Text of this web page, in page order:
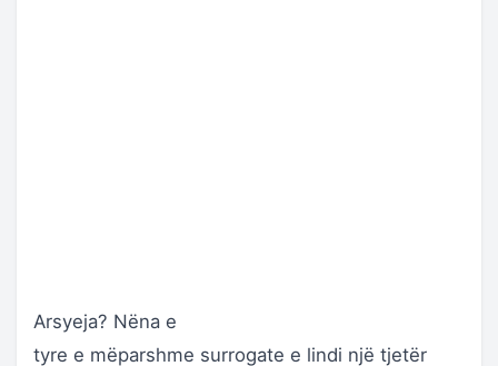
Arsyeja? Nëna e
tyre e mëparshme surrogate e lindi një tjetër